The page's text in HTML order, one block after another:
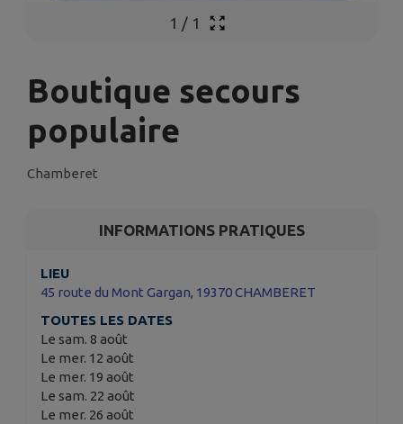
1 / 1
Boutique secours
populaire
Chamberet
INFORMATIONS PRATIQUES
LIEU
45 route du Mont Gargan, 19370 CHAMBERET
TOUTES LES DATES
Le sam. 8 août
Le mer. 12 août
Le mer. 19 août
Le sam. 22 août
Le mer. 26 août